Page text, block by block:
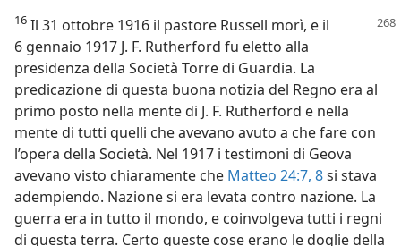
16 Il 31 ottobre 1916 il pastore Russell morì, e il
6 gennaio 1917 J. F. Rutherford fu eletto alla
presidenza della Società Torre di Guardia. La
predicazione di questa buona notizia del Regno era al
primo posto nella mente di J. F. Rutherford e nella
mente di tutti quelli che avevano avuto a che fare con
l’opera della Società. Nel 1917 i testimoni di Geova
avevano visto chiaramente che Matteo 24:7, 8si stava
adempiendo. Nazione si era levata contro nazione. La
guerra era in tutto il mondo, e coinvolgeva tutti i regni
di questa terra. Certo queste cose erano le doglie della